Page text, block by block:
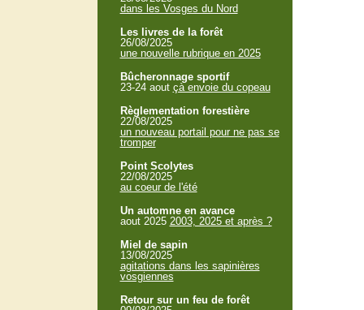
dans les Vosges du Nord
Les livres de la forêt
26/08/2025
une nouvelle rubrique en 2025
Bûcheronnage sportif
23-24 aout çà envoie du copeau
Règlementation forestière
22/08/2025
un nouveau portail pour ne pas se
tromper
Point Scolytes
22/08/2025
au coeur de l'été
Un automne en avance
aout 2025 2003, 2025 et après ?
Miel de sapin
13/08/2025
agitations dans les sapinières
vosgiennes
Retour sur un feu de forêt